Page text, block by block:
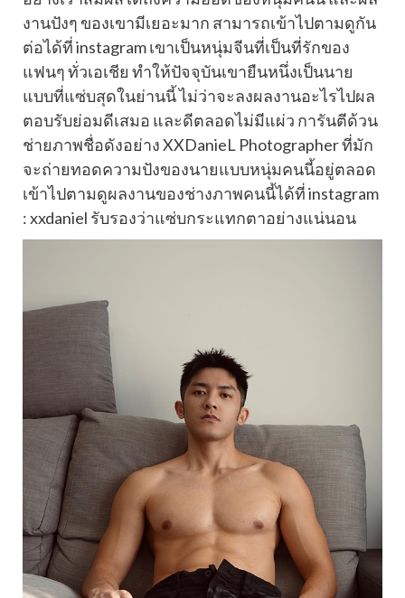
งานปังๆ ของเขามีเยอะมาก สามารถเข้าไปตามดูกัน
ต่อได้ที่ instagram เขาเป็นหนุ่มจีนที่เป็นที่รักของ
แฟนๆ ทั่วเอเชีย ทำให้ปัจจุบันเขายืนหนึ่งเป็นนาย
แบบที่แซ่บสุดในย่านนี้ ไม่ว่าจะลงผลงานอะไรไปผล
ตอบรับย่อมดีเสมอ และดีตลอดไม่มีแผ่ว การันตีด้วน
ช่ายภาพชื่อดังอย่าง XXDanieL Photographer ที่มัก
จะถ่ายทอดความปังของนายแบบหนุ่มคนนี้อยู่ตลอด
เข้าไปตามดูผลงานของช่างภาพคนนี้ได้ที่ instagram
: xxdaniel รับรองว่าแซ่บกระแทกตาอย่างแน่นอน